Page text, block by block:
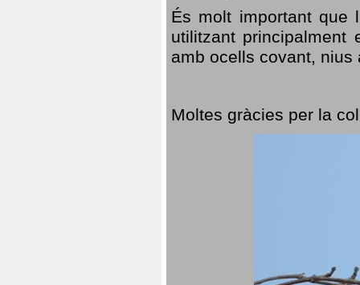
És molt important que
utilitzant
amb ocells covant,
Moltes gràcies per la